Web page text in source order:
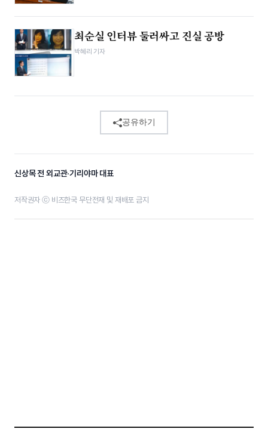
최순실 인터뷰 둘러싸고 진실 공방
박혜리 기자
공유하기
신상목 전 외교관·기리야마 대표
저작권자 ⓒ 비즈한국 무단전재 및 재배포 금지